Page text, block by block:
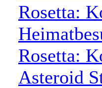
Rosetta:
Rosetta:
Asteroid